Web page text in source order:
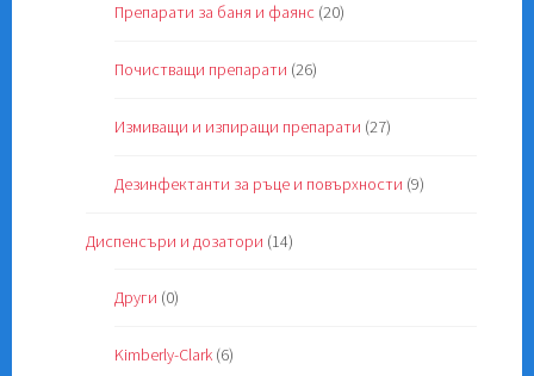
Препарати за баня и фаянс (20)
Почистващи препарати (26)
Измиващи и изпиращи препарати (27)
Дезинфектанти за ръце и повърхности (9)
Диспенсъри и дозатори (14)
Други (0)
Kimberly-Clark (6)